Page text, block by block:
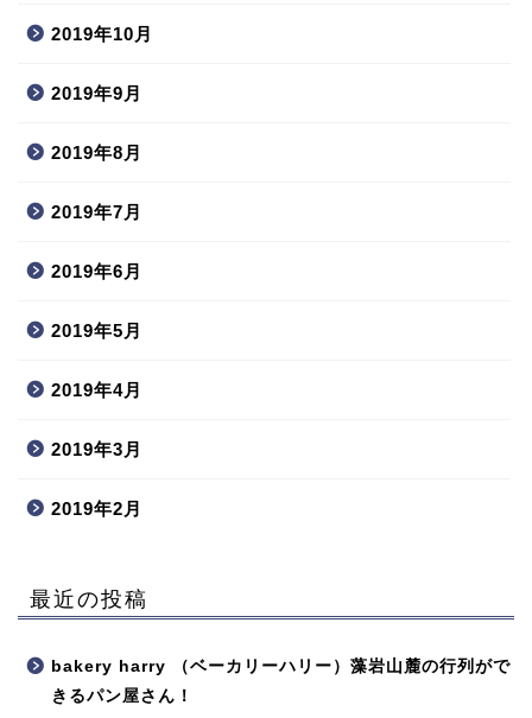
2019年10月
2019年9月
2019年8月
2019年7月
2019年6月
2019年5月
2019年4月
2019年3月
2019年2月
最近の投稿
bakery harry （ベーカリーハリー）藻岩山麓の行列がで
きるパン屋さん！